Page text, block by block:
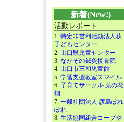
新着(New!)
活動レポート
1. 特定非営利活動法人萩
子どもセンター
2. 山口県児童センター
3. なかぞの鍼灸接骨院
4. 山口市三和児童館
5. 学習支援教室スマイル
6. 子育てサークル 菜の花
畑
7. 一般社団法人 彦島ぽれ
ぽれ
8. 生活協同組合コープや